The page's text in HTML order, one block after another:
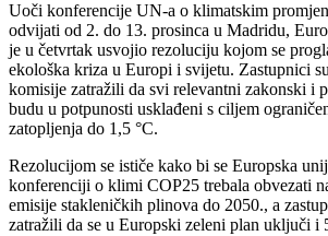
Uoči konferencije UN-a o klimatskim
odvijati od 2. do 13. prosinca u Madridu,
je u četvrtak usvojio rezoluciju kojom se
ekološka kriza u Europi i svijetu. Zastupnici
komisije zatražili da svi relevantni zakonski i
budu u potpunosti usklađeni s ciljem
zatopljenja do 1,5 °C.
Rezolucijom se ističe kako bi se Europska
konferenciji o klimi COP25 trebala obvezati
emisije stakleničkih plinova do 2050., a
zatražili da se u Europski zeleni plan uključi i